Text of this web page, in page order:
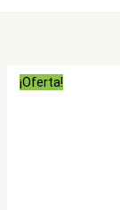
¡Oferta!